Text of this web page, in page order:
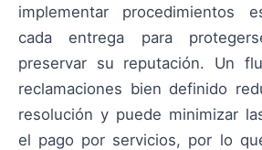
implementar procedimientos
cada entrega para
preservar su reputación. Un
reclamaciones bien definido
resolución y puede minimizar
el pago por servicios, por lo